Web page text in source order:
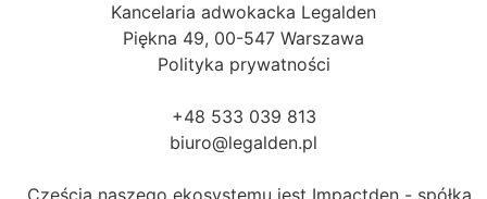
Kancelaria adwokacka Legalden
Piękna 49, 00-547 Warszawa
Polityka prywatności
+48 533 039 813
biuro@legalden.pl